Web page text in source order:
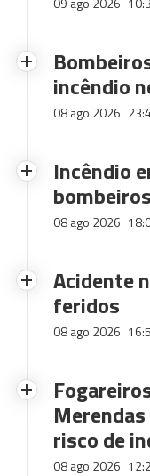
incêndio
08 ago 2026
Incêndio
08 ago 2026
Acidente
feridos
08 ago 2026
risco de
08 ago 2026